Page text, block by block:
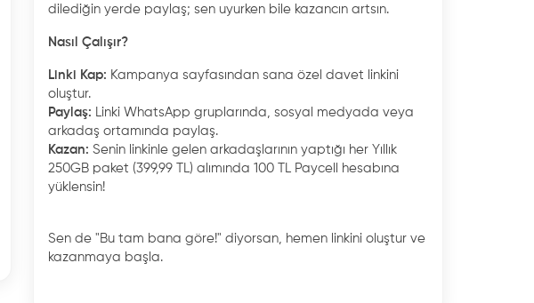
dilediğin yerde paylaş; sen uyurken bile kazancın artsın.
Nasıl Çalışır?
Linki Kap: Kampanya sayfasından sana özel davet linkini
oluştur.
Paylaş: Linki WhatsApp gruplarında, sosyal medyada veya
arkadaş ortamında paylaş.
Kazan: Senin linkinle gelen arkadaşlarının yaptığı her Yıllık
250GB paket (399,99 TL) alımında 100 TL Paycell hesabına
yüklensin!
Sen de "Bu tam bana göre!" diyorsan, hemen linkini oluştur ve
kazanmaya başla.